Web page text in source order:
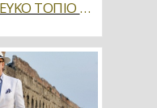
Ευσταθία Δήμου ΛΕΥΚΟ ΤΟΠΙΟ * Κριτική